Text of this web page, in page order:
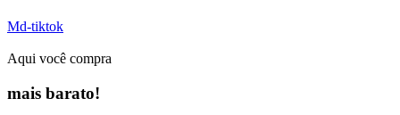
Md-tiktok
Aqui você compra
mais barato!